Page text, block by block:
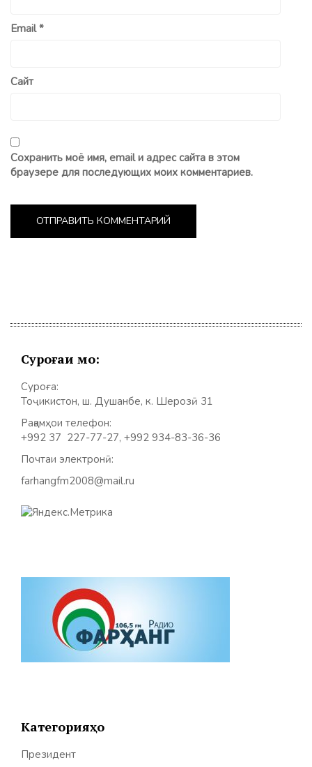
Email*
Сайт
Сохранить моё имя, email и адрес сайта в этом
браузере для последующих моих комментариев.
Суроғаи мо:
Суроға:
Тоҷикистон, ш. Душанбе, к. Шерозӣ 31
Рақамҳои телефон:
+992 37 227-77-27, +992 934-83-36-36
Почтаи электронӣ:
farhangfm2008@mail.ru
Категорияҳо
Президент